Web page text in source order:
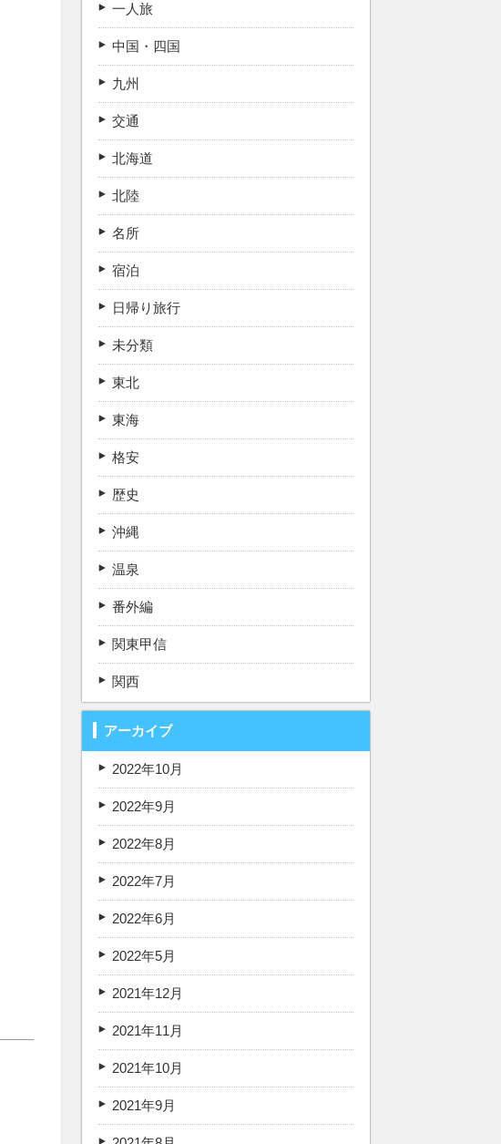
一人旅
中国・四国
九州
交通
北海道
北陸
名所
宿泊
日帰り旅行
未分類
東北
東海
格安
歴史
沖縄
温泉
番外編
関東甲信
関西
アーカイブ
2022年10月
2022年9月
2022年8月
2022年7月
2022年6月
2022年5月
2021年12月
2021年11月
2021年10月
2021年9月